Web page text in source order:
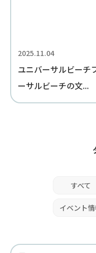
2025.11.04
ユニバーサルビーチ
ーサルビーチの文...
すべて
イベント